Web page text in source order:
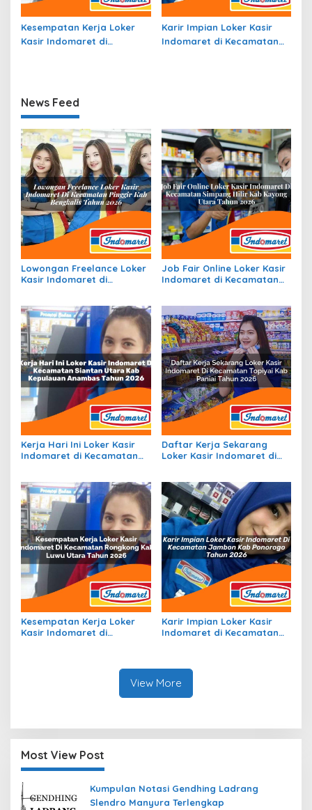
Kesempatan Kerja Loker
Kasir Indomaret di
Karir Impian Loker Kasir
Indomaret di Kecamatan
News Feed
Lowongan Freelance Loker
Kasir Indomaret di
Job Fair Online Loker Kasir
Indomaret di Kecamatan
Kerja Hari Ini Loker Kasir
Indomaret di Kecamatan
2026
Daftar Kerja Sekarang
Loker Kasir Indomaret di
Kesempatan Kerja Loker
Kasir Indomaret di
Karir Impian Loker Kasir
Indomaret di Kecamatan
View More
Most View Post
Kumpulan Notasi Gendhing Ladrang
Slendro Manyura Terlengkap